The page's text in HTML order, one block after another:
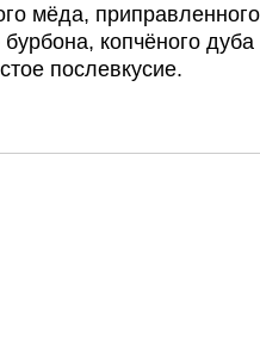
мёда,
бурбона, копчёного
послевкусие.